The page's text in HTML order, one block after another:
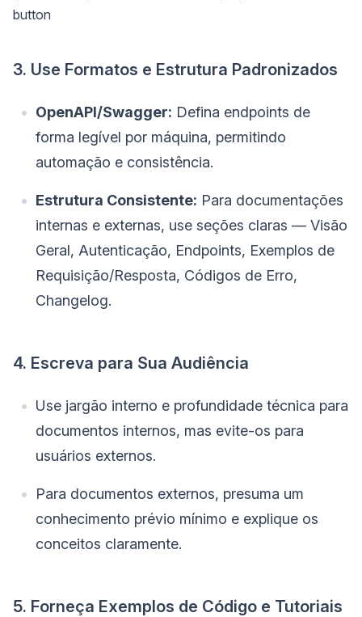
button
3. Use Formatos e Estrutura Padronizados
OpenAPI/Swagger: Defina endpoints de
forma legível por máquina, permitindo
automação e consistência.
Estrutura Consistente: Para documentações
internas e externas, use seções claras — Visão
Geral, Autenticação, Endpoints, Exemplos de
Requisição/Resposta, Códigos de Erro,
Changelog.
4. Escreva para Sua Audiência
Use jargão interno e profundidade técnica para
documentos internos, mas evite-os para
usuários externos.
Para documentos externos, presuma um
conhecimento prévio mínimo e explique os
conceitos claramente.
5. Forneça Exemplos de Código e Tutoriais